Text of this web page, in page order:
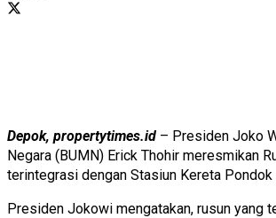
Depok, propertytimes.id – Presiden Joko
Negara (BUMN) Erick Thohir meresmikan
terintegrasi dengan Stasiun Kereta Pondok
Presiden Jokowi mengatakan, rusun yang